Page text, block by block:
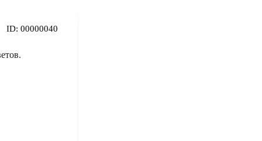
ID: 00000040